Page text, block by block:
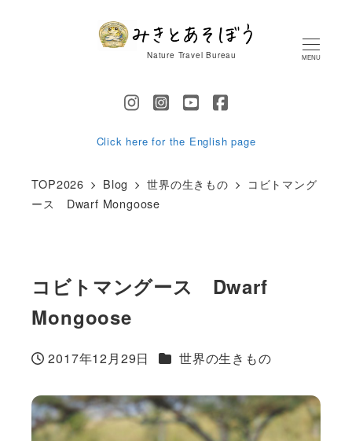
Nature Travel Bureau MENU
Click here for the English page
TOP2026 Blog 世界の生きもの
コビトマング
ース Dwarf Mongoose
コビトマングース Dwarf
Mongoose
投稿日
2017年12月29日 カテゴリー
世界の生きもの